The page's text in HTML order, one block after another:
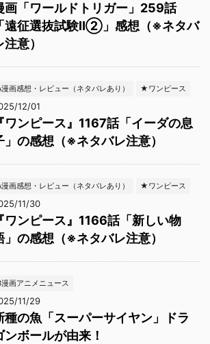
画「ワールドトリガー」259話
「遠征選抜試験Ⅱ②」感想（※ネタバ
注意）
漫画感想・レビュー（ネタバレあり） ★ワンピース
12/01
『ワンピース』1167話「イーダの息
」の感想（※ネタバレ注意）
漫画感想・レビュー（ネタバレあり） ★ワンピース
11/30
『ワンピース』1166話「新しい物
」の感想（※ネタバレ注意）
漫画アニメニュース
11/29
種の魚「スーパーサイヤン」ドラ
ンボールが由来！